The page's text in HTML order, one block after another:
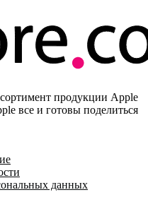
продукции Apple
все и готовы поделиться
данных